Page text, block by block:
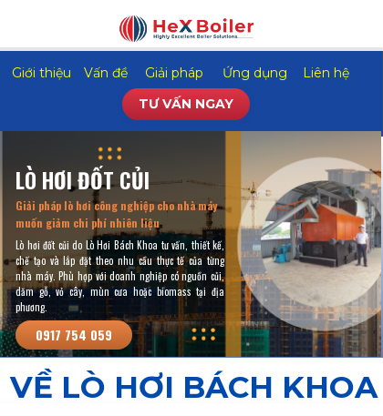
Giới thiệu Vấn đề Giải pháp Ứng dụng
Liên hệ
TƯ VẤN NGAY
LÒ HƠI ĐỐT CỦI
Lò hơi đốt củi do Lò Hơi Bách Khoa tư vấn, thiết kế,
chế tạo và lắp đặt theo nhu cầu thực tế của từng
nhà máy. Phù hợp với doanh nghiệp có nguồn củi,
dăm gỗ, vỏ cây, mùn cưa hoặc biomass tại địa
phương.
Giải pháp lò hơi công nghiệp cho nhà máy
muốn giảm chi phí nhiên liệu
0917 754 059
VỀ LÒ HƠI BÁCH KHOA